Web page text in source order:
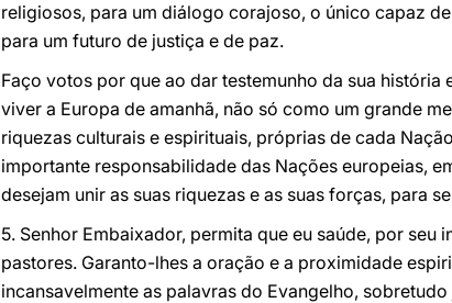
religiosos, para um diálogo corajoso, o único capaz
para um futuro de justiça e de paz.
Faço votos por que ao dar testemunho da sua
viver a Europa de amanhã, não só como um grande
riquezas culturais e espirituais, próprias de cada
importante responsabilidade das Nações europeias,
desejam unir as suas riquezas e as suas forças, para
5. Senhor Embaixador, permita que eu saúde, por
pastores. Garanto-lhes a oração e a proximidade
incansavelmente as palavras do Evangelho,